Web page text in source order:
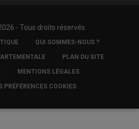
- Tous droits réservés
QUI SOMMES-NOUS ?
PLAN DU SITE
MENTIONS LÉGALES
PRÉFÉRENCES COOKIES